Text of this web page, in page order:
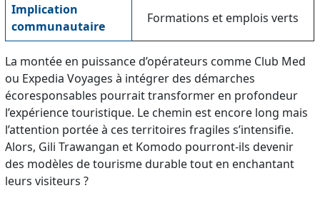
Implication
communautaire
Formations et emplois verts
La montée en puissance d’opérateurs comme Club Med
ou Expedia Voyages à intégrer des démarches
écoresponsables pourrait transformer en profondeur
l’expérience touristique. Le chemin est encore long mais
l’attention portée à ces territoires fragiles s’intensifie.
Alors, Gili Trawangan et Komodo pourront-ils devenir
des modèles de tourisme durable tout en enchantant
leurs visiteurs ?